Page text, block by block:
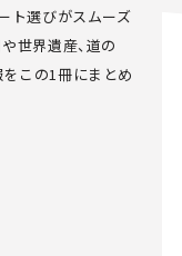
ト選びがスムーズ
世界遺産、道の
この1冊にまとめ